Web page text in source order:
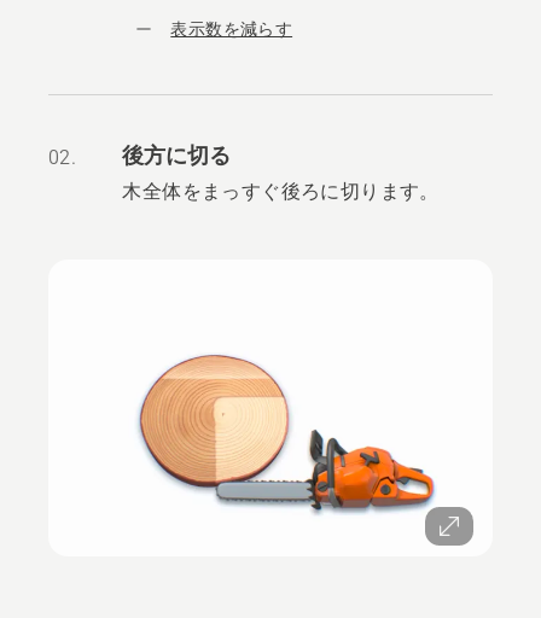
表示数を減らす
02. 後方に切る
木全体をまっすぐ後ろに切ります。